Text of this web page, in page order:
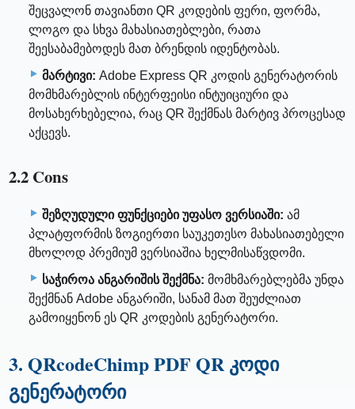
შეცვალონ თავიანთი QR კოდების ფერი, ფორმა,
ლოგო და სხვა მახასიათებლები, რათა
შეესაბამებოდეს მათ ბრენდის იდენტობას.
მარტივი: Adobe Express QR კოდის გენერატორის
მომხმარებლის ინტერფეისი ინტუიციური და
მოსახერხებელია, რაც QR შექმნას მარტივ პროცესად
აქცევს.
2.2 Cons
შეზღუდული ფუნქციები უფასო ვერსიაში: ამ
პლატფორმის ზოგიერთი საუკეთესო მახასიათებელი
მხოლოდ პრემიუმ ვერსიაშია ხელმისაწვდომი.
საჭიროა ანგარიშის შექმნა: მომხმარებლებმა უნდა
შექმნან Adobe ანგარიში, სანამ მათ შეუძლიათ
გამოიყენონ ეს QR კოდების გენერატორი.
3. QRcodeChimp PDF QR კოდი
გენერატორი